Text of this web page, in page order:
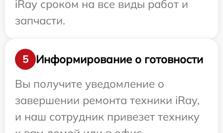
iRay сроком на все виды работ и
запчасти.
5
Информирование о готовности
Вы получите уведомление о
завершении ремонта техники iRay,
и наш сотрудник привезет технику